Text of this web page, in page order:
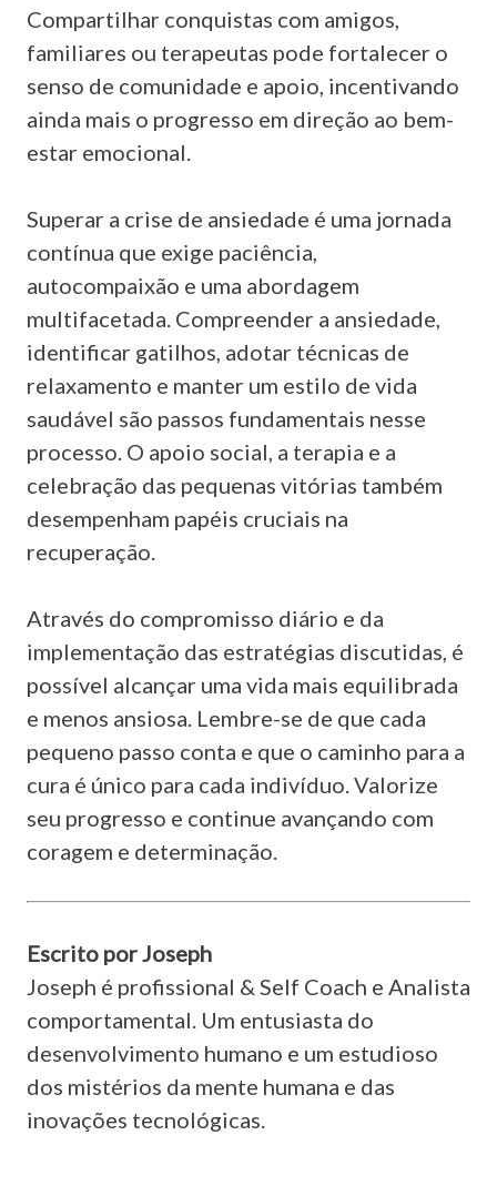
Compartilhar conquistas com amigos,
familiares ou terapeutas pode fortalecer o
senso de comunidade e apoio, incentivando
ainda mais o progresso em direção ao bem-
estar emocional.
Superar a crise de ansiedade é uma jornada
contínua que exige paciência,
autocompaixão e uma abordagem
multifacetada. Compreender a ansiedade,
identificar gatilhos, adotar técnicas de
relaxamento e manter um estilo de vida
saudável são passos fundamentais nesse
processo. O apoio social, a terapia e a
celebração das pequenas vitórias também
desempenham papéis cruciais na
recuperação.
Através do compromisso diário e da
implementação das estratégias discutidas, é
possível alcançar uma vida mais equilibrada
e menos ansiosa. Lembre-se de que cada
pequeno passo conta e que o caminho para a
cura é único para cada indivíduo. Valorize
seu progresso e continue avançando com
coragem e determinação.
Escrito por Joseph
Joseph é profissional & Self Coach e Analista
comportamental. Um entusiasta do
desenvolvimento humano e um estudioso
dos mistérios da mente humana e das
inovações tecnológicas.